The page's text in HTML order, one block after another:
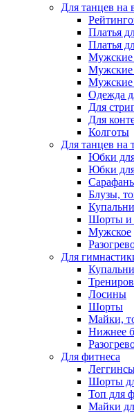
Для танцев на
Платья
Платья
Мужские
Одежда
Для
Для
Колготы
Для танцев на
Юбки
Юбки для
Блузы,
Шорты и
Мужское
Для
Лосины
Шорты
Майки,
Нижнее
Для фитнеса
Шорты
Топ для
Майки